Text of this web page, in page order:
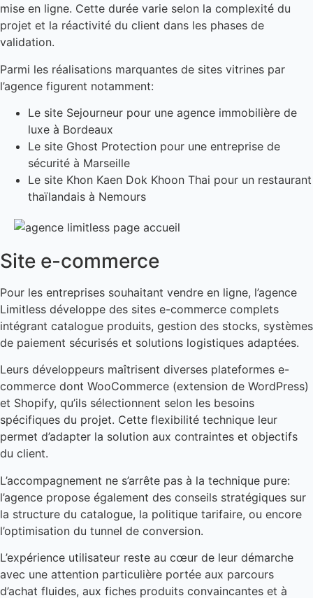
mise en ligne. Cette durée varie selon la complexité du
projet et la réactivité du client dans les phases de
validation.
Parmi les réalisations marquantes de sites vitrines par
l’agence figurent notamment:
Le site Sejourneur pour une agence immobilière de
luxe à Bordeaux
Le site Ghost Protection pour une entreprise de
sécurité à Marseille
Le site Khon Kaen Dok Khoon Thai pour un restaurant
thaïlandais à Nemours
Site e-commerce
Pour les entreprises souhaitant vendre en ligne, l’agence
Limitless développe des sites e-commerce complets
intégrant catalogue produits, gestion des stocks, systèmes
de paiement sécurisés et solutions logistiques adaptées.
Leurs développeurs maîtrisent diverses plateformes e-
commerce dont WooCommerce (extension de WordPress)
et Shopify, qu’ils sélectionnent selon les besoins
spécifiques du projet. Cette flexibilité technique leur
permet d’adapter la solution aux contraintes et objectifs
du client.
L’accompagnement ne s’arrête pas à la technique pure:
l’agence propose également des conseils stratégiques sur
la structure du catalogue, la politique tarifaire, ou encore
l’optimisation du tunnel de conversion.
L’expérience utilisateur reste au cœur de leur démarche
avec une attention particulière portée aux parcours
d’achat fluides, aux fiches produits convaincantes et à